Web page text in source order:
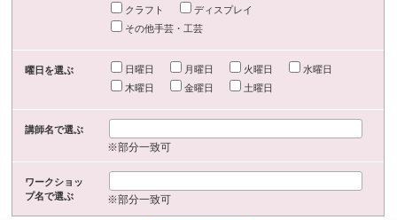
クラフト
ディスプレイ
その他手芸・工芸
曜日を選ぶ 日曜日 月曜日 火曜日
水曜日
木曜日
金曜日 土曜日
講師名で選ぶ
※部分一致可
ワークショッ
プ名で選ぶ
※部分一致可